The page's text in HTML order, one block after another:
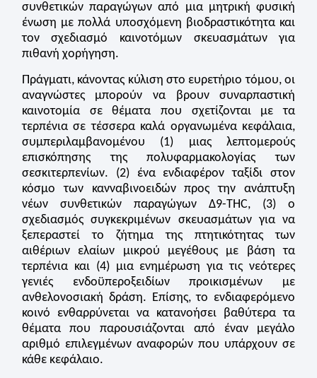
συνθετικών παραγώγων από μια μητρική φυσική
ένωση με πολλά υποσχόμενη βιοδραστικότητα και
τον σχεδιασμό καινοτόμων σκευασμάτων για
πιθανή χορήγηση.
Πράγματι, κάνοντας κύλιση στο ευρετήριο τόμου, οι
αναγνώστες μπορούν να βρουν συναρπαστική
καινοτομία σε θέματα που σχετίζονται με τα
τερπένια σε τέσσερα καλά οργανωμένα κεφάλαια,
συμπεριλαμβανομένου (1) μιας λεπτομερούς
επισκόπησης της πολυφαρμακολογίας των
σεσκιτερπενίων. (2) ένα ενδιαφέρον ταξίδι στον
κόσμο των κανναβινοειδών προς την ανάπτυξη
νέων συνθετικών παραγώγων Δ9-THC, (3) ο
σχεδιασμός συγκεκριμένων σκευασμάτων για να
ξεπεραστεί το ζήτημα της πτητικότητας των
αιθέριων ελαίων μικρού μεγέθους με βάση τα
τερπένια και (4) μια ενημέρωση για τις νεότερες
γενιές ενδοϋπεροξειδίων προικισμένων με
ανθελονοσιακή δράση. Επίσης, το ενδιαφερόμενο
κοινό ενθαρρύνεται να κατανοήσει βαθύτερα τα
θέματα που παρουσιάζονται από έναν μεγάλο
αριθμό επιλεγμένων αναφορών που υπάρχουν σε
κάθε κεφάλαιο.